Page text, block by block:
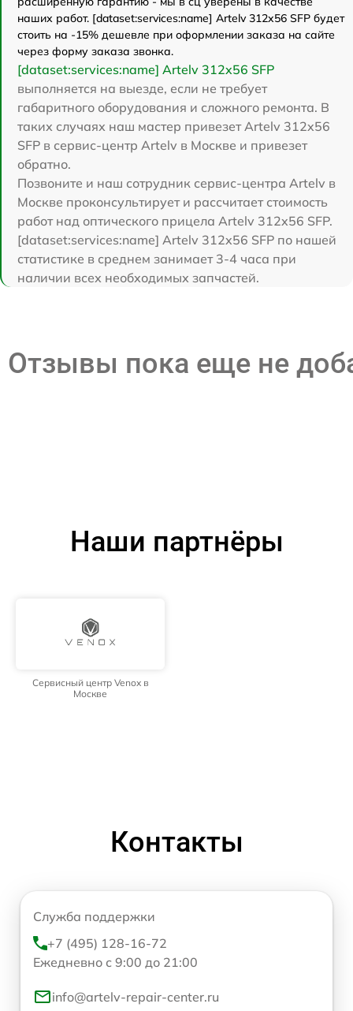
наших работ. [dataset:services:name] Artelv 312x56 SFP будет
стоить на -15% дешевле при оформлении заказа на сайте
через форму заказа звонка.
[dataset:services:name] Artelv 312x56 SFP
выполняется на выезде, если не требует
габаритного оборудования и сложного ремонта. В
таких случаях наш мастер привезет Artelv 312x56
SFP в сервис-центр Artelv в Москве и привезет
обратно.
Позвоните и наш сотрудник сервис-центра Artelv в
Москве проконсультирует и рассчитает стоимость
работ над оптического прицела Artelv 312x56 SFP.
[dataset:services:name] Artelv 312x56 SFP по нашей
статистике в среднем занимает 3-4 часа при
наличии всех необходимых запчастей.
Отзывы пока еще не
Наши партнёры
Сервисный центр Venox в
Москве
Контакты
Служба поддержки
+7 (495) 128-16-72
Ежедневно с 9:00 до 21:00
info@artelv-repair-center.ru